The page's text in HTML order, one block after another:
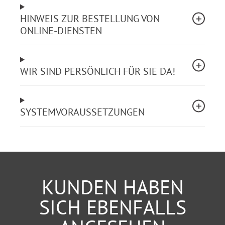
Kopftuchverbot.
HINWEIS ZUR BESTELLUNG VON
ONLINE-DIENSTEN
WIR SIND PERSÖNLICH FÜR SIE DA!
SYSTEMVORAUSSETZUNGEN
KUNDEN HABEN
SICH EBENFALLS